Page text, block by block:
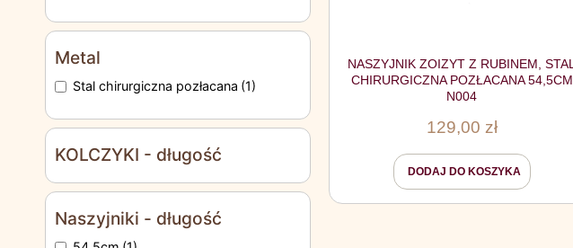
Metal
Stal chirurgiczna pozłacana (1)
KOLCZYKI - długość
Naszyjniki - długość
NASZYJNIK ZOIZYT Z RUBINEM, STAL
CHIRURGICZNA POZŁACANA 54,5CM
N004
129,00 zł
DODAJ DO KOSZYKA